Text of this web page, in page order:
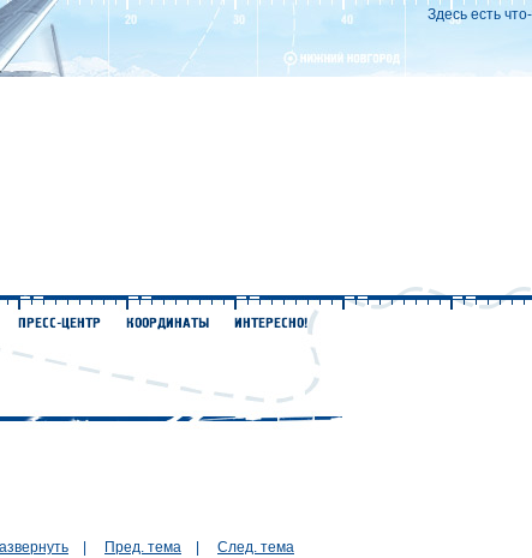
Здесь есть
Пред. тема
След. тема